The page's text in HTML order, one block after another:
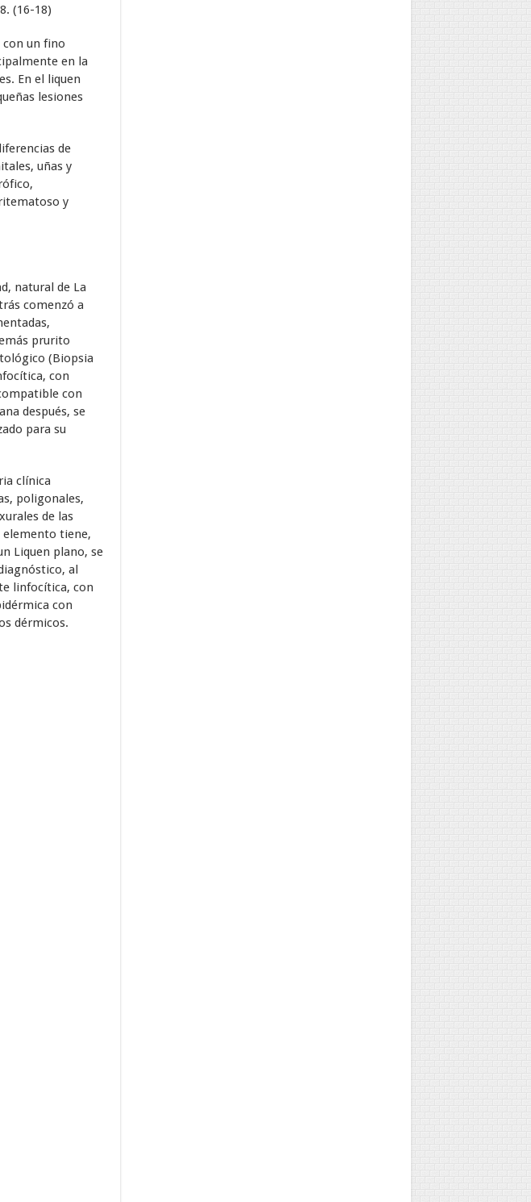
(16-18)
con un fino
en la
En el liquen
lesiones
de
uñas y
y
natural de La
comenzó a
prurito
(Biopsia
con
con
después, se
para su
clínica
poligonales,
de las
elemento tiene,
Liquen plano, se
al
linfocítica, con
con
dérmicos.